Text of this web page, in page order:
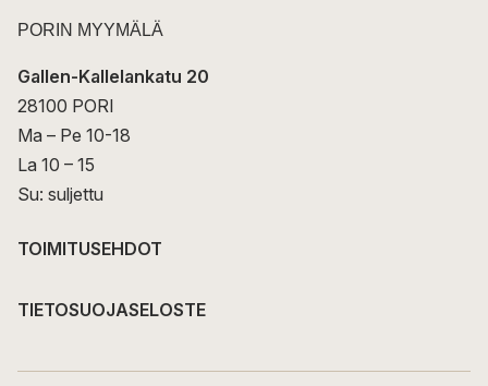
PORIN MYYMÄLÄ
Gallen-Kallelankatu 20
28100 PORI
Ma – Pe 10-18
La 10 – 15
Su: suljettu
TOIMITUSEHDOT
TIETOSUOJASELOSTE